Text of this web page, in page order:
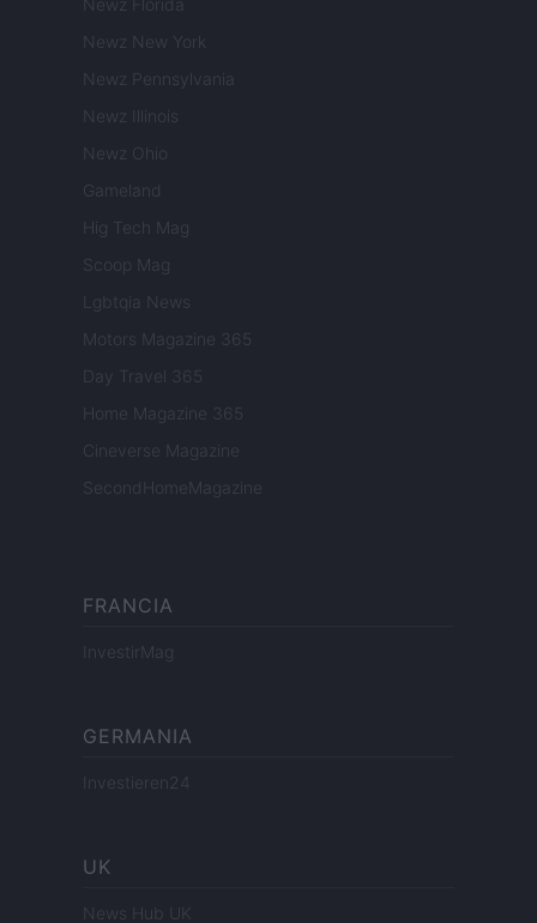
Newz Florida
Newz New York
Newz Pennsylvania
Newz Illinois
Newz Ohio
Gameland
Hig Tech Mag
Scoop Mag
Lgbtqia News
Motors Magazine 365
Day Travel 365
Home Magazine 365
Cineverse Magazine
SecondHomeMagazine
FRANCIA
InvestirMag
GERMANIA
Investieren24
UK
News Hub UK